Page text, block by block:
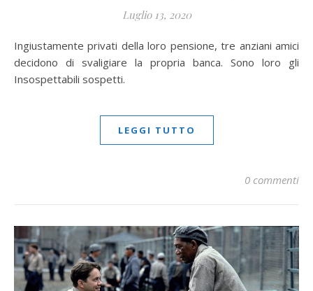
Luglio 13, 2020
Ingiustamente privati della loro pensione, tre anziani amici
decidono di svaligiare la propria banca. Sono loro gli
Insospettabili sospetti.
LEGGI TUTTO
0 commenti